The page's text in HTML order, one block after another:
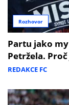
Rozhovor
Partu jako
Petržela.
REDAKCE FC